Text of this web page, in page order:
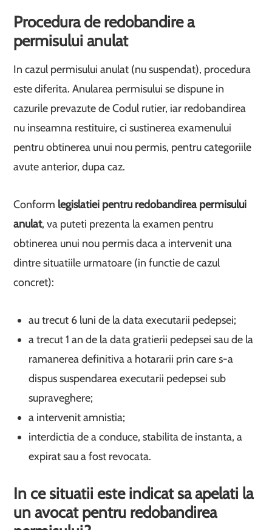
Procedura de redobandire a
permisului anulat
In cazul permisului anulat (nu suspendat), procedura
este diferita. Anularea permisului se dispune in
cazurile prevazute de Codul rutier, iar redobandirea
nu inseamna restituire, ci sustinerea examenului
pentru obtinerea unui nou permis, pentru categoriile
avute anterior, dupa caz.
Conform legislatiei pentru redobandirea permisului
anulat, va puteti prezenta la examen pentru
obtinerea unui nou permis daca a intervenit una
dintre situatiile urmatoare (in functie de cazul
concret):
au trecut 6 luni de la data executarii pedepsei;
a trecut 1 an de la data gratierii pedepsei sau de la
ramanerea definitiva a hotararii prin care s-a
dispus suspendarea executarii pedepsei sub
supraveghere;
a intervenit amnistia;
interdictia de a conduce, stabilita de instanta, a
expirat sau a fost revocata.
In ce situatii este indicat sa apelati la
un avocat pentru redobandirea